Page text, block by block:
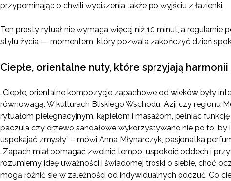
przypominając o chwili wyciszenia także po wyjściu z łazienki.
Ten prosty rytuał nie wymaga więcej niż 10 minut, a
stylu życia — momentem, który pozwala zakończyć dzień
Ciepłe, orientalne nuty, które sprzyjają harmonii
„Ciepłe, orientalne kompozycje zapachowe od wieków były
równowagą. W kulturach Bliskiego Wschodu, Azji czy regionu
rytuałom pielęgnacyjnym, kąpielom i masażom, pełniąc
paczula czy drzewo sandałowe wykorzystywano nie po to,
uspokajać zmysły” – mówi Anna Młynarczyk, pasjonatka
„Zapach miał pomagać zwolnić tempo, uspokoić oddech i
rozumiemy ideę uważności i świadomej troski o siebie, choć
mogą różnić się w zależności od indywidualnych odczuć. Co